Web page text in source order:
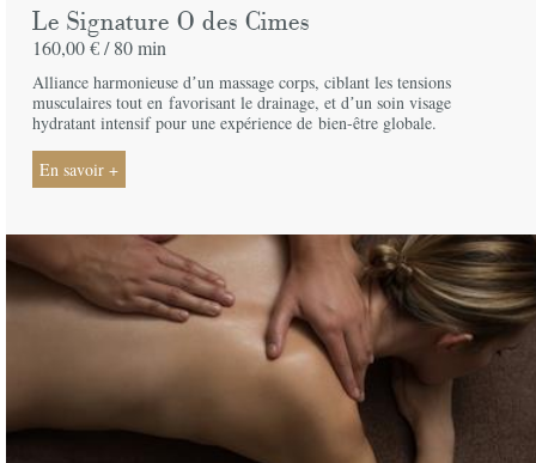
Le Signature O des Cimes
160,00 € /80 min
Alliance harmonieuse dʼun massage corps, ciblant les tensions
musculaires tout enfavorisant le drainage, et dʼun soin visage
hydratant intensif pour une expérience debien-être globale.
En savoir +